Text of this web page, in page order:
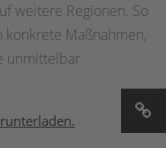
weitere Regionen. So
konkrete Maßnahmen,
unmittelbar